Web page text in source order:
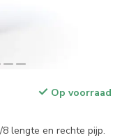
Op voorraad
lengte en rechte pijp.